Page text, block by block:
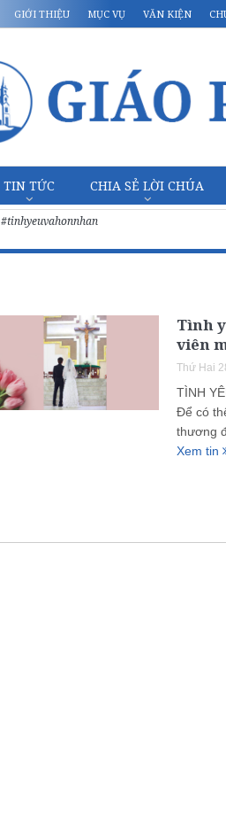
GIỚI THIỆU MỤC VỤ VĂN KIỆN
TIN TỨC CHIA SẺ LỜI CHÚA
#tinhyeuvahonnhan
Tình
viên
Thứ Hai
TÌNH
Để có
thương
Xem tin